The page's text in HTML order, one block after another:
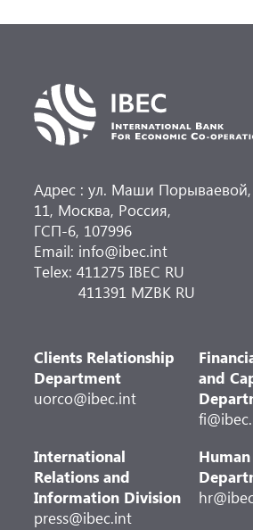
Адрес : ул. Маши Порываевой,
11, Москва, Россия,
ГСП-6, 107996
Email: info@ibec.int
Telex: 411275 IBEC RU
411391 MZBK RU
Clients Relationship
Department
uorco@ibec.int
and
International
Relations and
Information Division
press@ibec.int
Human